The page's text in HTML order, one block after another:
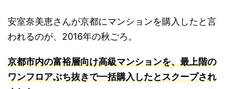
安室奈美恵さんが京都にマンションを購入したと言
われるのが、2016年の秋ごろ。
京都市内の富裕層向け高級マンションを、最上階の
ワンフロアぶち抜きで一括購入したとスクープされ